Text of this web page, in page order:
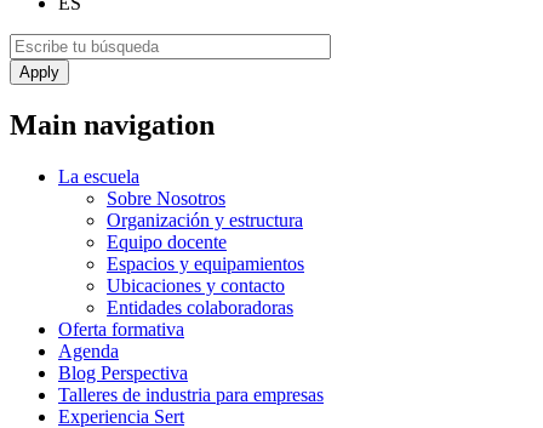
Main navigation
La escuela
Sobre Nosotros
Organización y estructura
Equipo docente
Espacios y equipamientos
Ubicaciones y contacto
Entidades colaboradoras
Oferta formativa
Agenda
Blog Perspectiva
Talleres de industria para empresas
Experiencia Sert